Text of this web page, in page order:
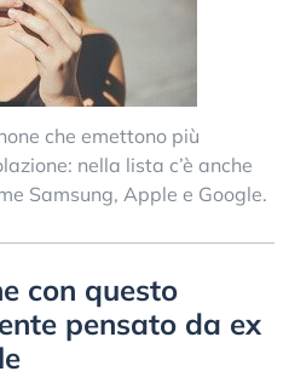
che emettono più
nella lista c’è anche
Samsung, Apple e Google.
con questo
pensato da ex